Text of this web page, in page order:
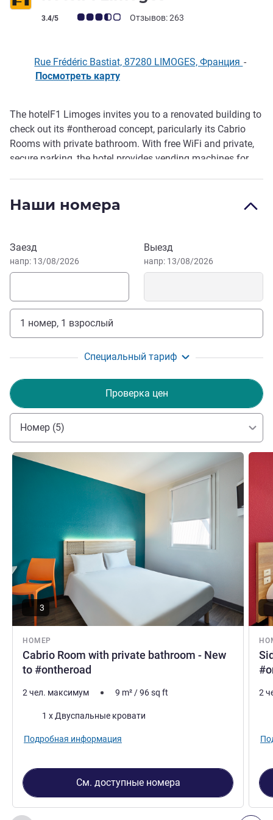
Примечание: отзывы клиентов (Рейтинг ALL)
3.4/5 Отзывов: 263
Rue Frédéric Bastiat, 87280 LIMOGES, Франция -
Посмотреть карту
Описание
The hotelF1 Limoges invites you to a renovated building to
check out its #ontheroad concept, paricularly its Cabrio
Rooms with private bathroom. With free WiFi and private,
secure parking, the hotel provides vending machines for
can also enjoy our breakfast for 4.90 EUR and outdoor
Наши номера
Забронировать этот отель
Заезд
напр: 13/08/2026
Выезд
напр: 13/08/2026
1 номер, 1 взрослый
Специальный тариф
Проверка цен
Номер (5)
НОМЕР
Cabrio Room with private bathroom - New
to #ontheroad
Подробная информация
3
2 чел. максимум 9 m²/96sq ft
Постель1 x Двуспальные кровати
Подробная информация
См. доступные номера
2